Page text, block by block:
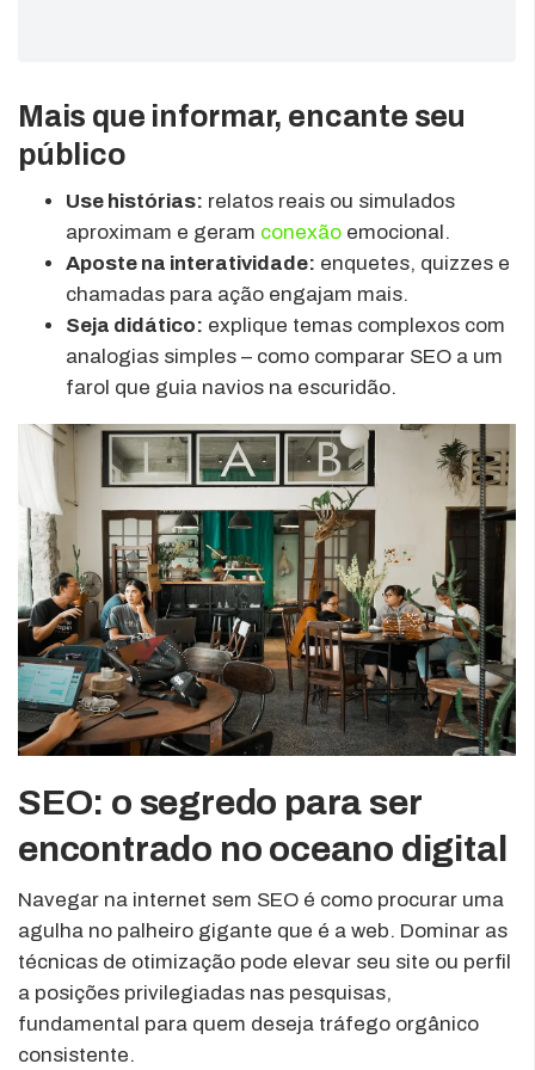
Mais que informar, encante seu
público
Use histórias: relatos reais ou simulados
aproximam e geram conexão emocional.
Aposte na interatividade: enquetes, quizzes e
chamadas para ação engajam mais.
Seja didático: explique temas complexos com
analogias simples – como comparar SEO a um
farol que guia navios na escuridão.
SEO: o segredo para ser
encontrado no oceano digital
Navegar na internet sem SEO é como procurar uma
agulha no palheiro gigante que é a web. Dominar as
técnicas de otimização pode elevar seu site ou perfil
a posições privilegiadas nas pesquisas,
fundamental para quem deseja tráfego orgânico
consistente.